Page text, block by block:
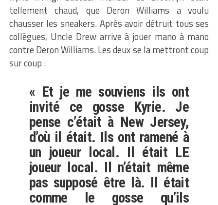
tellement chaud, que Deron Williams a voulu
chausser les sneakers. Après avoir détruit tous ses
collègues, Uncle Drew arrive à jouer mano à mano
contre Deron Williams. Les deux se la mettront coup
sur coup :
« Et je me souviens ils ont
invité ce gosse Kyrie. Je
pense c’était à New Jersey,
d’où il était. Ils ont ramené à
un joueur local. Il était LE
joueur local. Il n’était même
pas supposé être là. Il était
comme le gosse qu’ils